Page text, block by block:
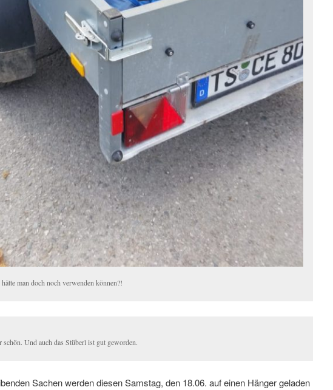
man doch noch verwenden können?!
schön. Und auch das Stüberl ist gut geworden.
Sachen werden diesen Samstag, den 18.06. auf einen Hänger geladen